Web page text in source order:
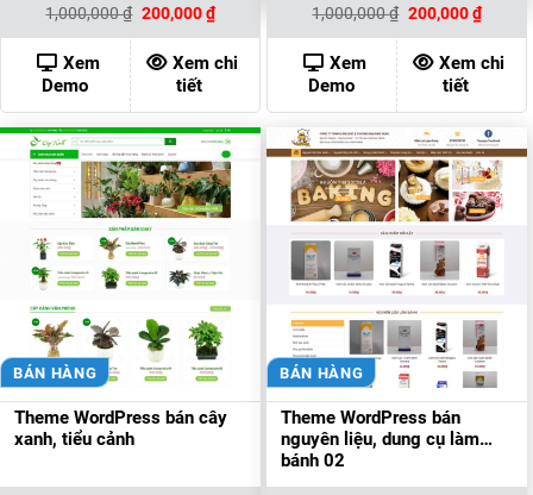
1,000,000₫ Giá
là:
1,000,000 ₫.
200,000₫Giá
hiện
tại
là:
200,000 ₫.
Xem
Demo
Xem chi
tiết
1,000,000₫ Giá
là:
1,000,000 ₫.
200,000₫Giá
hiện
tại
là:
Xem
Demo
Xem chi
tiết
BÁN HÀNG
Theme WordPress bán cây
xanh, tiểu cảnh
BÁN HÀNG
Theme WordPress bán
nguyên liệu, dung cụ làm
bánh 02